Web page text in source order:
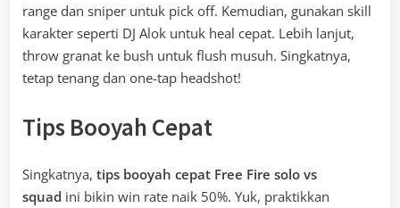
range dan sniper untuk pick off. Kemudian, gunakan skill
karakter seperti DJ Alok untuk heal cepat. Lebih lanjut,
throw granat ke bush untuk flush musuh. Singkatnya,
tetap tenang dan one-tap headshot!
Tips Booyah Cepat
Singkatnya, tips booyah cepat Free Fire solo vs
squad ini bikin win rate naik 50%. Yuk, praktikkan